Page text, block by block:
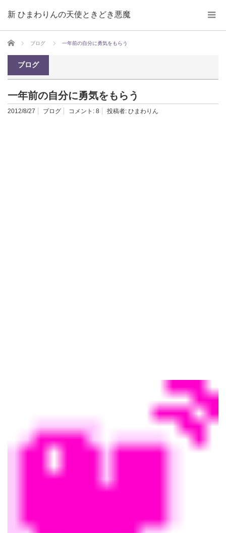
新 ひまわりんの天使ときどき悪魔
ホーム ブログ 一年前の自分に勇気をもらう
ブログ
一年前の自分に勇気をもらう
2012/8/27 ブログ コメント: 8 投稿者: ひまわりん